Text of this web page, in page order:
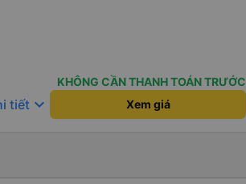
KHÔNG CẦN THANH TOÁN TRƯỚC
tiết keyboard_arrow_down Xem giá